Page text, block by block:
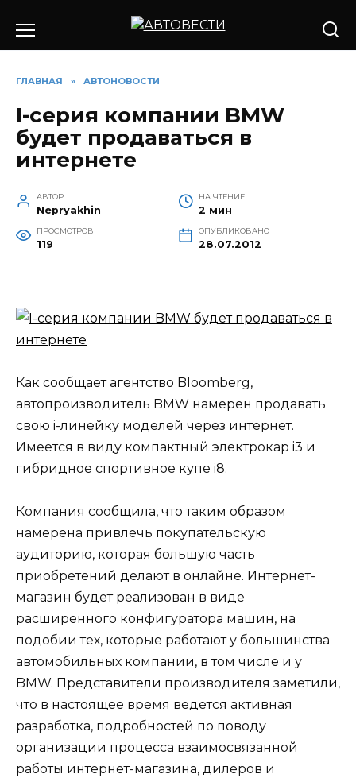
содержанию
ГЛАВНАЯ » АВТОНОВОСТИ
I-серия компании BMW
будет продаваться в
интернете
АВТОР
Nepryakhin
НА ЧТЕНИЕ
2 мин
ПРОСМОТРОВ
119
ОПУБЛИКОВАНО
28.07.2012
Как сообщает агентство Bloomberg,
автопроизводитель BMW намерен продавать
свою i-линейку моделей через интернет.
Имеется в виду компактный электрокар i3 и
гибридное спортивное купе i8.
Компания сообщила, что таким образом
намерена привлечь покупательскую
аудиторию, которая большую часть
приобретений делают в онлайне. Интернет-
магазин будет реализован в виде
расширенного конфигуратора машин, на
подобии тех, которые работают у большинства
автомобильных компании, в том числе и у
BMW. Представители производителя заметили,
что в настоящее время ведется активная
разработка, подробностей по поводу
организации процесса взаимосвязанной
работы интернет-магазина, дилеров и